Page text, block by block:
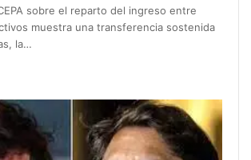
sobre el reparto del ingreso entre
muestra una transferencia sostenida
la…